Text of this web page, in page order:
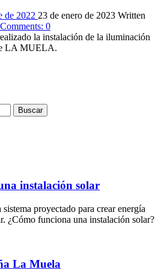
de 2022 23 de enero de 2023 Written
Comments: 0
la instalación de la iluminación
LA MUELA.
instalación solar
proyectado para crear energía
¿Cómo funciona una instalación solar?
La Muela